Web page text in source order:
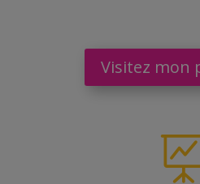
Visitez mon